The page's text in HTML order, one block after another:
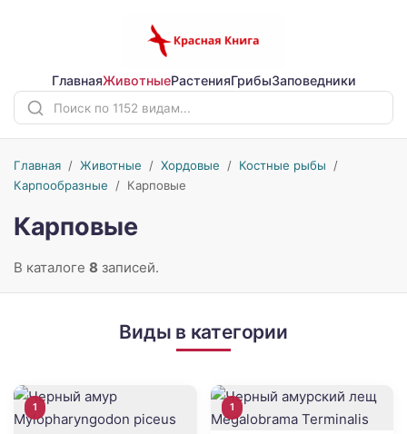
ГлавнаяЖивотныеРастенияГрибыЗаповедники
Главная / Животные / Хордовые / Костные рыбы /
Карпообразные / Карповые
Карповые
В каталоге 8 записей.
Виды в категории
1 1